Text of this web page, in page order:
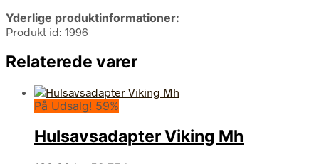
Yderlige produktinformationer:
Produkt id: 1996
Relaterede varer
På Udsalg! 59%
Hulsavsadapter Viking Mh